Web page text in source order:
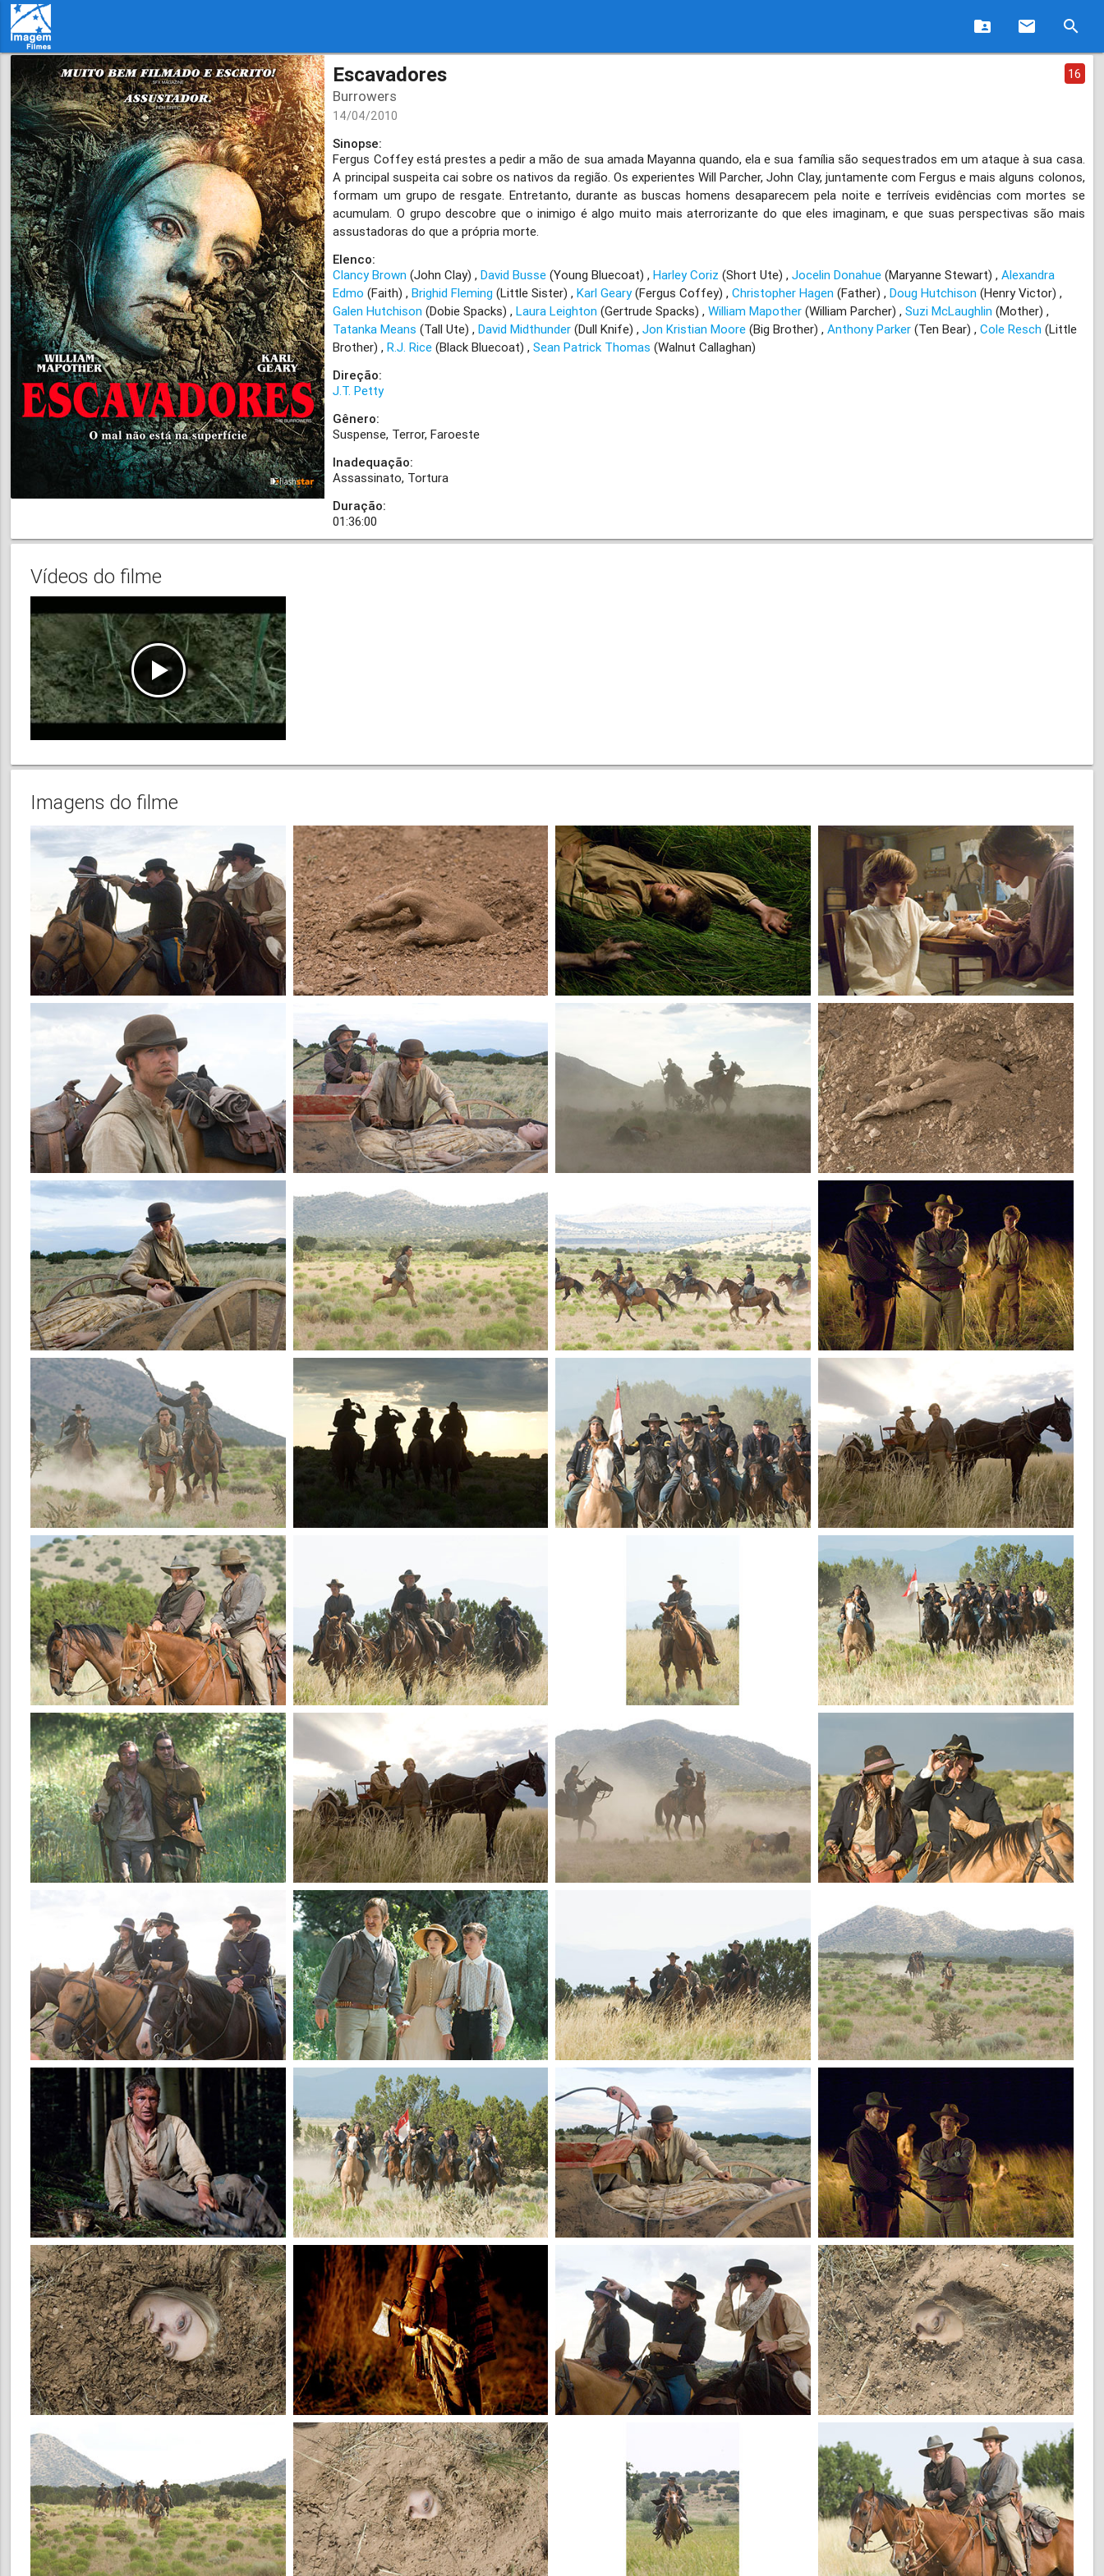
folder_shared email search
Escavadores 16
Burrowers
14/04/2010
Sinopse:
Fergus Coffey está prestes a pedir a mão de sua amada Mayanna quando, ela e sua família são sequestrados em um ataque à sua casa.
A principal suspeita cai sobre os nativos da região. Os experientes Will Parcher, John Clay, juntamente com Fergus e mais alguns colonos,
formam um grupo de resgate. Entretanto, durante as buscas homens desaparecem pela noite e terríveis evidências com mortes se
acumulam. O grupo descobre que o inimigo é algo muito mais aterrorizante do que eles imaginam, e que suas perspectivas são mais
assustadoras do que a própria morte.
Elenco:
Clancy Brown (John Clay) David Busse (Young Bluecoat) Harley Coriz (Short Ute) Jocelin Donahue (Maryanne Stewart) Alexandra
Edmo (Faith) Brighid Fleming (Little Sister) Karl Geary(Fergus Coffey) Christopher Hagen (Father) Doug Hutchison (Henry Victor)
Galen Hutchison (Dobie Spacks) Laura Leighton (Gertrude Spacks) William Mapother (William Parcher) Suzi McLaughlin (Mother)
Tatanka Means (Tall Ute) David Midthunder (Dull Knife) Jon Kristian Moore (Big Brother) Anthony Parker (Ten Bear) Cole Resch (Little
Brother) R.J. Rice (Black Bluecoat) Sean Patrick Thomas (Walnut Callaghan)
Direção:
J.T. Petty
Gênero:
Suspense Terror Faroeste
Inadequação:
Assassinato Tortura
Duração:
01:36:00
Vídeos do filme
Imagens do filme